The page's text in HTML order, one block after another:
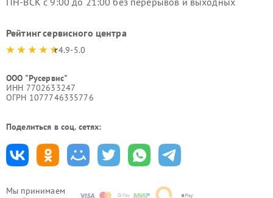
Мы принимаем
Рейтинг сервисного центра
4.9-5.0
ООО "Русервис"
ИНН 7702633247
ОГРН 1077746335776
Поделиться в соц. сетях: